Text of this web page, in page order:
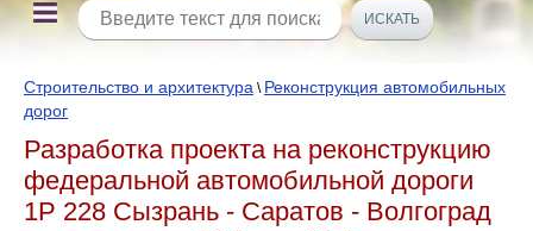
Строительство и архитектура \ Реконструкция автомобильных
дорог
Разработка проекта на реконструкцию
федеральной автомобильной дороги
1P 228 Сызрань - Саратов - Волгоград